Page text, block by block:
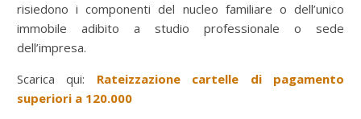
risiedono i componenti del nucleo familiare o dell’unico
immobile adibito a studio professionale o sede
dell’impresa.
Scarica qui:
Rateizzazione cartelle di pagamento
superiori a 120.000